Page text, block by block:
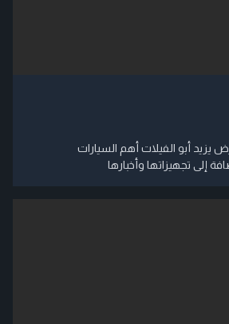
أبو الفيلات أهم السيارات
إلى تجهيزاتها وأخبارها